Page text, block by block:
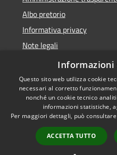
Albo pretorio
Informativa privacy
Note legali
Dichiarazione di accessibilità
Accessibilità
Informazioni
Questo sito web utilizza cookie
necessari al corretto
nonché un cookie tecnico
informazioni statistiche,
Per maggiori dettagli, può
ACCETTA TUTTO